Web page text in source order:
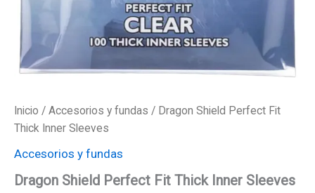
Inicio / Accesorios y fundas / Dragon Shield Perfect Fit
Thick Inner Sleeves
Accesorios y fundas
Dragon Shield Perfect Fit Thick Inner Sleeves